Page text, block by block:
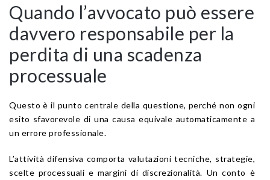
Quando l’avvocato può essere
davvero responsabile per la
perdita di una scadenza
processuale
Questo è il punto centrale della questione, perché non ogni
esito sfavorevole di una causa equivale automaticamente a
un errore professionale.
L’attività difensiva comporta valutazioni tecniche, strategie,
scelte processuali e margini di discrezionalità. Un conto è